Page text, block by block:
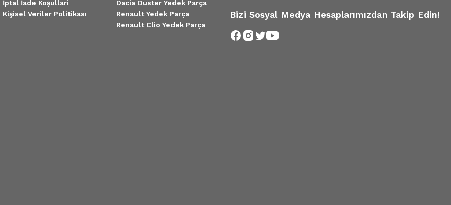
İptal İade Koşullari
Kişisel Veriler Politikası
Dacia Duster Yedek Parça
Renault Yedek Parça
Renault Clio Yedek Parça
Bizi Sosyal Medya Hesaplarımızdan Takip Edin!